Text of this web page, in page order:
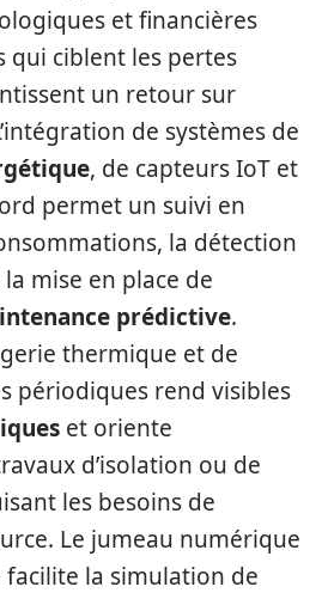
et financières
qui ciblent les pertes
un retour sur
de systèmes de
, de capteurs IoT et
permet un suivi en
la détection
mise en place de
prédictive.
thermique et de
périodiques rend visibles
et oriente
d’isolation ou de
les besoins de
Le jumeau numérique
facilite la simulation de